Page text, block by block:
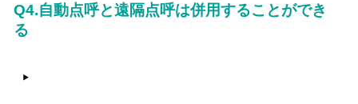
Q4.自動点呼と遠隔点呼は併用することができ
る